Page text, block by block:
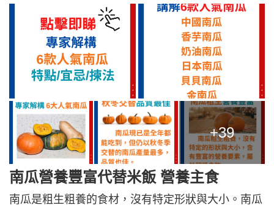
+39
南瓜營養豐富代替米飯 營養主食
南瓜是粗生粗養的食材，沒有特定形狀與大小。南瓜